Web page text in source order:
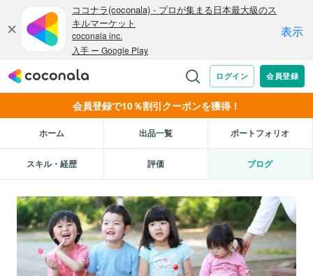
会員登録で10％割引クーポンを獲得！
ホーム 出品一覧 ポートフォリオ
スキル・経歴 評価 ブログ